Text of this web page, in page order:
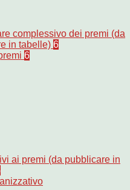
complessivo dei premi (da
in tabelle) 6
6
ai premi (da pubblicare in